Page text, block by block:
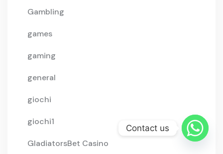
Gambling
games
gaming
general
giochi
giochi1
GladiatorsBet Casino
Contact us